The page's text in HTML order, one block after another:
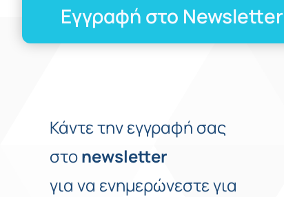
Εγγραφή στο Newsletter
Κάντε την εγγραφή σας
στοnewsletter
για να ενημερώνεστε για